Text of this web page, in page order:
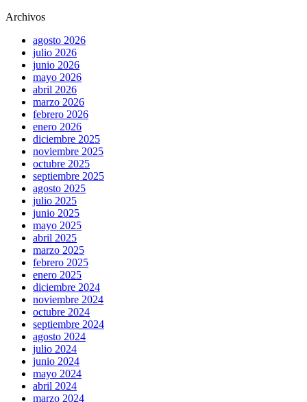
Archivos
agosto 2026
julio 2026
junio 2026
mayo 2026
abril 2026
marzo 2026
febrero 2026
enero 2026
diciembre 2025
noviembre 2025
octubre 2025
septiembre 2025
agosto 2025
julio 2025
junio 2025
mayo 2025
abril 2025
marzo 2025
febrero 2025
enero 2025
diciembre 2024
noviembre 2024
octubre 2024
septiembre 2024
agosto 2024
julio 2024
junio 2024
mayo 2024
abril 2024
marzo 2024